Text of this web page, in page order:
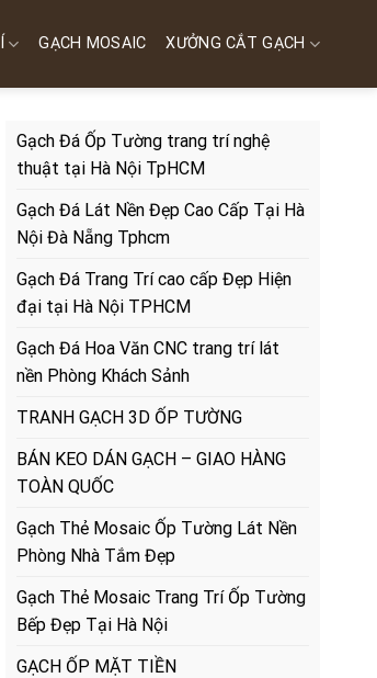
GẠCH MOSAIC XƯỞNG CẮT GẠCH
Gạch Đá Ốp Tường trang trí nghệ
thuật tại Hà Nội TpHCM
Gạch Đá Lát Nền Đẹp Cao Cấp Tại Hà
Nội Đà Nẵng Tphcm
Gạch Đá Trang Trí cao cấp Đẹp Hiện
đại tại Hà Nội TPHCM
Gạch Đá Hoa Văn CNC trang trí lát
nền Phòng Khách Sảnh
TRANH GẠCH 3D ỐP TƯỜNG
BÁN KEO DÁN GẠCH – GIAO HÀNG
TOÀN QUỐC
Gạch Thẻ Mosaic Ốp Tường Lát Nền
Phòng Nhà Tắm Đẹp
Gạch Thẻ Mosaic Trang Trí Ốp Tường
Bếp Đẹp Tại Hà Nội
GẠCH ỐP MẶT TIỀN